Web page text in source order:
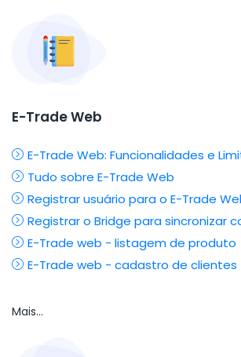
E-Trade Web
E-Trade Web: Funcionalidades e
Tudo sobre E-Trade Web
Registrar usuário para o E-Trade
Registrar o Bridge para sincronizar
E-Trade web - listagem de produto
E-Trade web - cadastro de clientes
Mais...